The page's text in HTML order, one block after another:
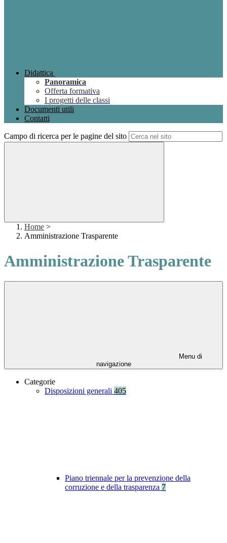
Didattica
Panoramica
Offerta formativa
I progetti delle classi
Documenti utili
Contatti
Campo di ricerca per le pagine del sito
Home >
Amministrazione Trasparente
Amministrazione Trasparente
Menu di
navigazione
Categorie
Disposizioni generali 405
Piano triennale per la prevenzione della
corruzione e della trasparenza 7